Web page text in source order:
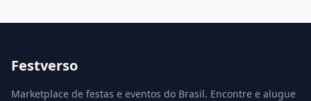
Festverso
Marketplace de festas e eventos do Brasil. Encontre e alugue